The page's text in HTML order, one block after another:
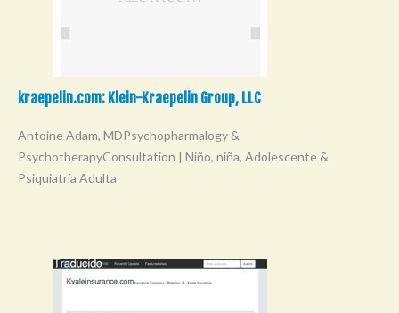
kraepelin.com: Klein-Kraepelin Group, LLC
Antoine Adam, MDPsychopharmalogy &
PsychotherapyConsultation | Niño, niña, Adolescente &
Psiquiatría Adulta